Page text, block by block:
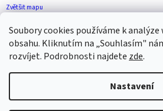
Soubory cookies používáme k
obsahu. Kliknutím na „Souhlasím"
rozvíjet. Podrobnosti najdete zde.
Nastavení
Zvětšit mapu
Vytvořil Shoptet